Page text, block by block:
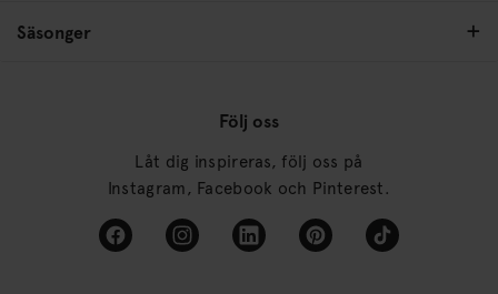
Säsonger
Följ oss
Låt dig inspireras, följ oss på
Instagram, Facebook och Pinterest.